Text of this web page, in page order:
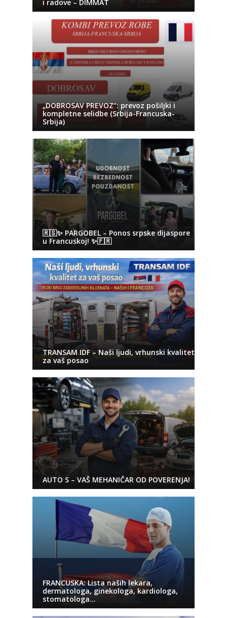
i radove – DIMMAT
„DOBROSAV PREVOZ“: prevoz pošiljki i
kompletne selidbe (Srbija-Francuska-
Srbija)
🇷🇸✨ PARGOBEL – Ponos srpske dijaspore
u Francuskoj! ✨🇫🇷
TRANSAM IDF – Naši ljudi, vrhunski kvalitet
za vaš posao
AUTO S – VAŠ MEHANIČAR OD POVERENJA!
FRANCUSKA: Lista naših lekara,
dermatologa, ginekologa, kardiologa,
stomatologa…